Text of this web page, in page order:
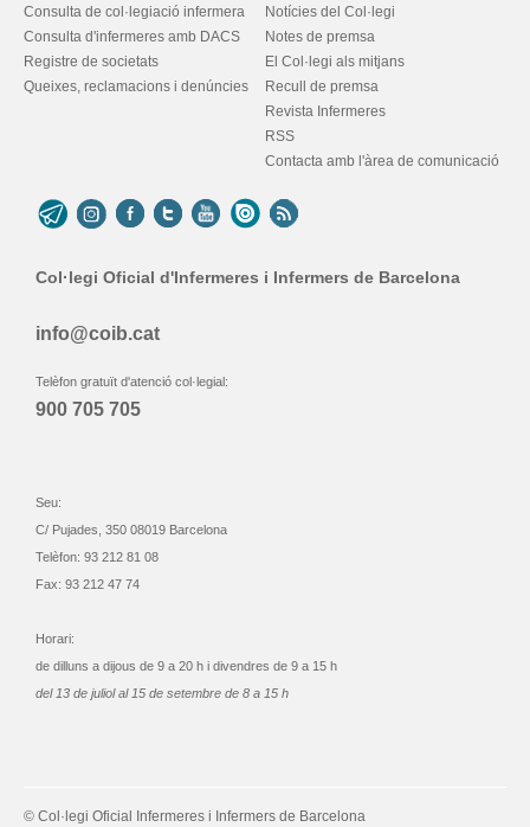
Consulta de col·legiació infermera
Consulta d'infermeres amb DACS
Registre de societats
Queixes, reclamacions i denúncies
Notícies del Col·legi
Notes de premsa
El Col·legi als mitjans
Recull de premsa
Revista Infermeres
RSS
Contacta amb l'àrea de comunicació
Col·legi Oficial d'Infermeres i Infermers de Barcelona
info@coib.cat
Telèfon gratuït d'atenció col·legial:
900 705 705
Seu:
C/ Pujades, 350 08019 Barcelona
Telèfon: 93 212 81 08
Fax: 93 212 47 74
Horari:
de dilluns a dijous de 9 a 20 h i divendres de 9 a 15 h
del 13 de juliol al 15 de setembre de 8 a 15 h
© Col·legi Oficial Infermeres i Infermers de Barcelona